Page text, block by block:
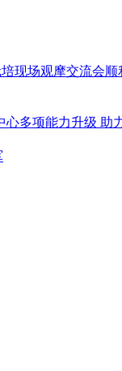
现场观摩交流会顺
多项能力升级 助